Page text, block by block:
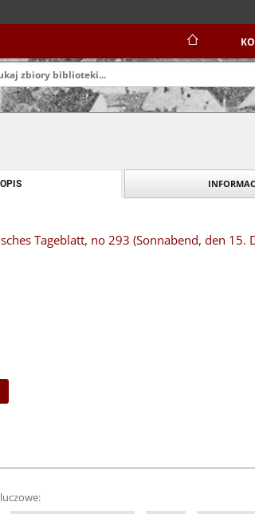
OPIS
Tageblatt, no 293 (Sonnabend, den 15.